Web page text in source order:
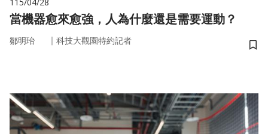
當機器愈來愈強，人為什麼還是需要運動？
鄒明珆 ｜ 科技大觀園特約記者
儲